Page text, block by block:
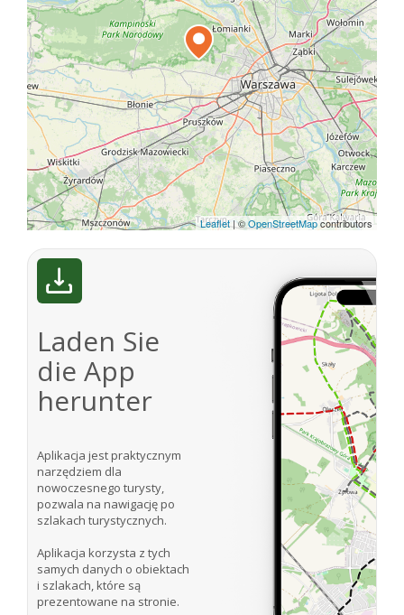
Leaflet |©OpenStreetMapcontributors
Laden Sie
die App
herunter
Aplikacja jest praktycznym
narzędziem dla
nowoczesnego turysty,
pozwala na nawigację po
szlakach turystycznych.
Aplikacja korzysta z tych
samych danych o obiektach
i szlakach, które są
prezentowane na stronie.